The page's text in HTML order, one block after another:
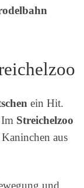
ein Hit.
Im Streichelzoo
aus